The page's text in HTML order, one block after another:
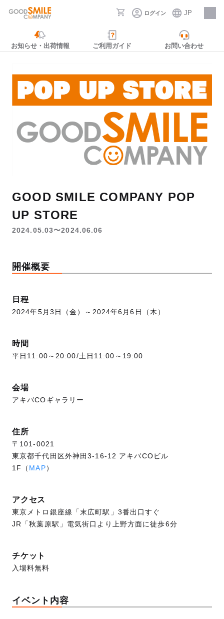
ログイン JP
採用情報
お知らせ・出荷情報 ご利用ガイド お問い合わせ
GOOD SMILE COMPANY POP
UP STORE
2024.05.03〜2024.06.06
開催概要
日程
2024年5月3日（金）～2024年6月6日（木）
時間
平日11:00～20:00/土日11:00～19:00
会場
アキバCOギャラリー
住所
〒101-0021
東京都千代田区外神田3-16-12 アキバCOビル
1F（ MAP）
アクセス
東京メトロ銀座線「末広町駅」3番出口すぐ
JR「秋葉原駅」電気街口より上野方面に徒歩6分
チケット
入場料無料
イベント内容